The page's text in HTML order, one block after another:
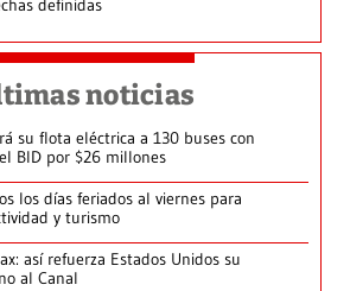
definidas
noticias
su flota eléctrica a 130 buses con
BID por $26 millones
los días feriados al viernes para
y turismo
así refuerza Estados Unidos su
al Canal